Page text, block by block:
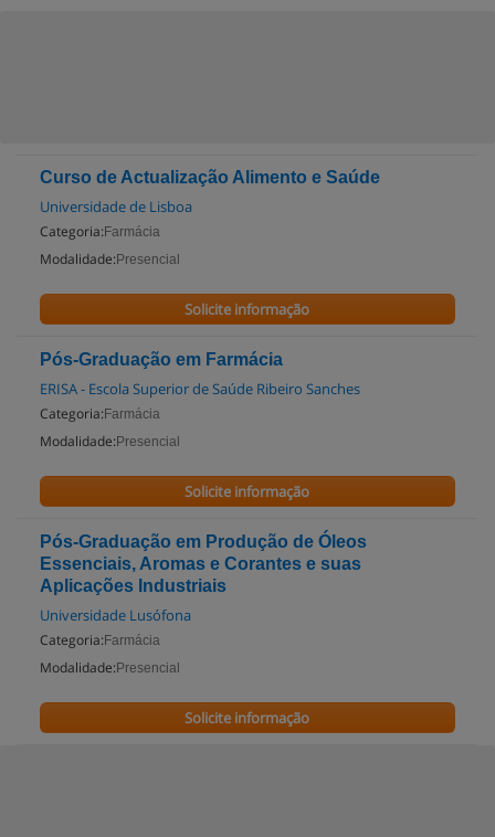
Curso de Actualização Alimento e Saúde
Universidade de Lisboa
Categoria: Farmácia
Modalidade: Presencial
Solicite informação
Pós-Graduação em Farmácia
ERISA - Escola Superior de Saúde Ribeiro Sanches
Categoria: Farmácia
Modalidade: Presencial
Solicite informação
Pós-Graduação em Produção de Óleos
Essenciais, Aromas e Corantes e suas
Aplicações Industriais
Universidade Lusófona
Categoria: Farmácia
Modalidade: Presencial
Solicite informação